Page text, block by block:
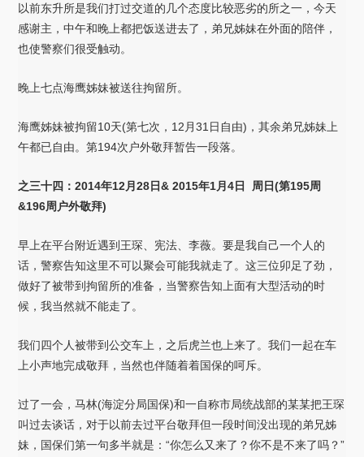
以前东升所是我们打过交道的几个态度比较恶劣的所之一，今天
感谢主，中午和晚上都把饭送进去了，弟兄姊妹在外面的陪伴，
也使警察们很受触动。
晚上七点海鹰姊妹被送往拘留所。
海鹰姊妹被拘留10天(第七次，12月31日自由)，其余弟兄姊妹上
午都已自由。第194次户外敬拜暂告一段落。
之三十四：2014年12月28日& 2015年1月4日 周日(第195周
&196周户外敬拜)
早上在平台附近遇到王琛、宪法、李薇。要是我自己一个人的
话，警察告知这里不可以聚会可能我就走了。这三位卯足了劲，
做好了被带到拘留所的准备，当警察告知上面有大型活动的时
候，我当然就不能走了。
我们四个人被带到公交车上，之后虎兰也上来了。我们一起在车
上小声地完成敬拜，当然也伴随着着国保的呵斥。
过了一会，马林(海淀分局国保)和一自称市局统战部的某某把王琛
叫过去谈话，对于以前去过平台敬拜但一段时间没出现的弟兄姊
妹，国保们第一句多半就是：“你怎么又来了？你不是不来了吗？”